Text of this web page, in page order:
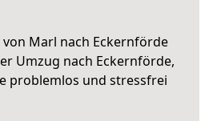
von Marl nach Eckernförde
Umzug nach Eckernförde,
problemlos und stressfrei